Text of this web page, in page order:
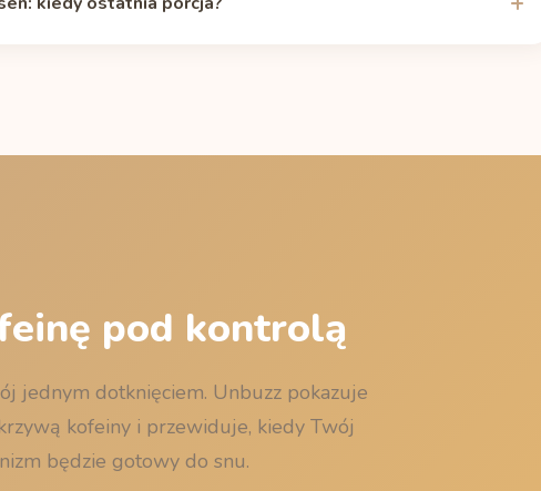
2 do 12 godzin. Własną krzywą policzysz w
pod kontrolą
jednym dotknięciem. Unbuzz pokazuje
kofeiny i przewiduje, kiedy Twój
będzie gotowy do snu.